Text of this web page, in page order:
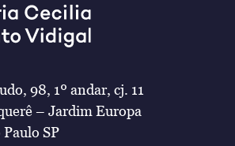
98, 1º andar, cj. 11
– Jardim Europa
SP